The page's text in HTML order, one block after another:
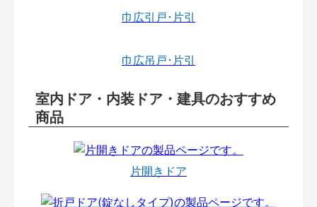
巾広引戸･片引
巾広吊戸･片引
室内ドア・内装ドア・建具のおすすめ
商品
片開きドア